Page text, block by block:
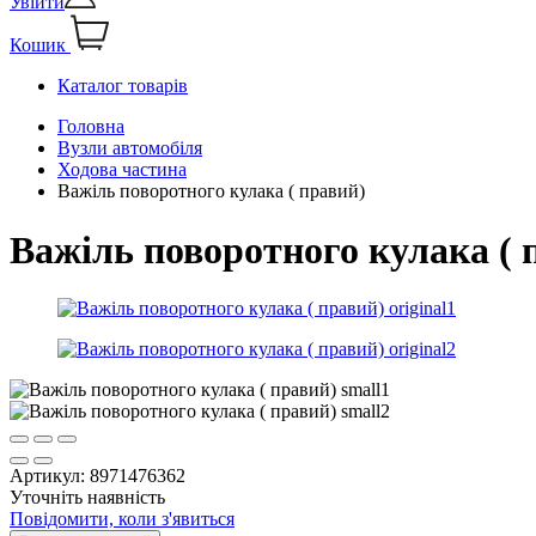
Кошик
Каталог товарів
Головна
Вузли автомобіля
Ходова частина
Важіль поворотного кулака ( правий)
Важіль поворотного кулака (
Артикул: 8971476362
Уточніть наявність
Повідомити, коли з'явиться